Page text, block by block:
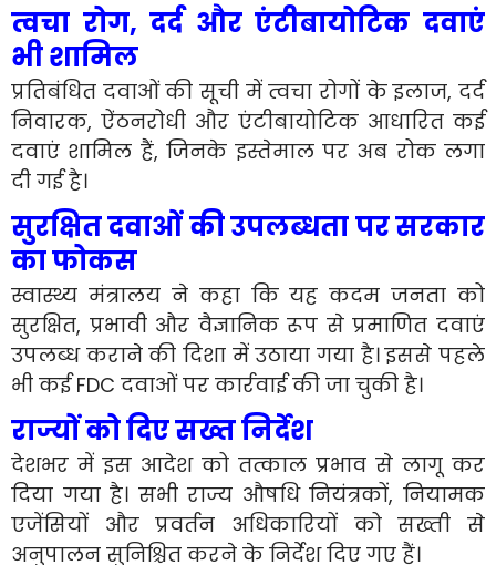
त्वचा रोग, दर्द और एंटीबायोटिक दवाएं
भी शामिल
प्रतिबंधित दवाओं की सूची में त्वचा रोगों के इलाज, दर्द
निवारक, ऐंठनरोधी और एंटीबायोटिक आधारित कई
दवाएं शामिल हैं, जिनके इस्तेमाल पर अब रोक लगा
दी गई है।
सुरक्षित दवाओं की उपलब्धता पर सरकार
का फोकस
स्वास्थ्य मंत्रालय ने कहा कि यह कदम जनता को
सुरक्षित, प्रभावी और वैज्ञानिक रूप से प्रमाणित दवाएं
उपलब्ध कराने की दिशा में उठाया गया है। इससे पहले
भी कई FDC दवाओं पर कार्रवाई की जा चुकी है।
राज्यों को दिए सख्त निर्देश
देशभर में इस आदेश को तत्काल प्रभाव से लागू कर
दिया गया है। सभी राज्य औषधि नियंत्रकों, नियामक
एजेंसियों और प्रवर्तन अधिकारियों को सख्ती से
अनुपालन सुनिश्चित करने के निर्देश दिए गए हैं।